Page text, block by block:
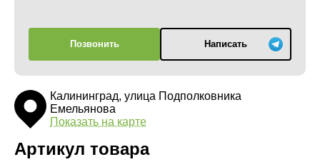
Позвонить Написать
Калининград, улица Подполковника
Емельянова
Показать на карте
Артикул товара